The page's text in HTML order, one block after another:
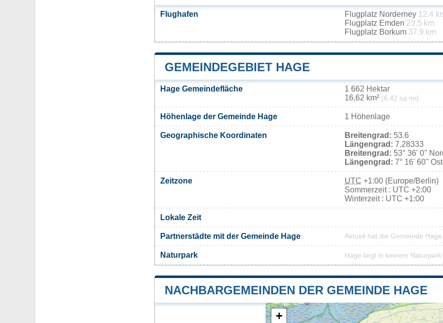
Flughafen Flugplatz Norderney 12.4
Flugplatz Emden 23.5 km
Flugplatz Borkum 37.9 km
GEMEINDEGEBIET HAGE
Hage Gemeindefläche
1 662 Hektar
16,62 km² (6,42 sq mi)
Höhenlage der Gemeinde Hage 1 Höhenlage
Geographische Koordinaten Breitengrad: 53.6
Längengrad: 7.28333
Breitengrad: 53° 36' 0''
Längengrad: 7° 16' 60''
Zeitzone UTC +1:00 (Europe/Berlin)
Sommerzeit : UTC +2:00
Winterzeit : UTC +1:00
Lokale Zeit
Partnerstädte mit der Gemeinde Hage Aktuell hat die Gemeinde
Naturpark Hage liegt in keinem Naturpark
NACHBARGEMEINDEN DER GEMEINDE HAGE
+